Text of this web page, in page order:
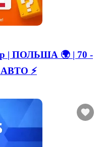
| ПОЛЬША 🌍 | 70 -
⚡